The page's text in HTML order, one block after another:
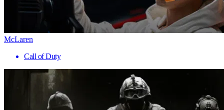
McLaren
Call of Duty